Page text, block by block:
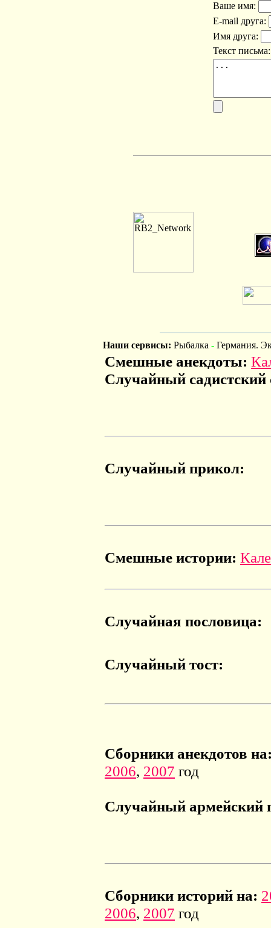
Ваше имя:
E-mail друга:
Имя друга:
Текст письма:
Наши сервисы: Рыбалка - Германия.
Смешные анекдоты:
Случайный
Случайный прикол:
Смешные истории:
Случайная пословица:
Случайный тост:
Сборники анекдотов
2006, 2007 год
Случайный армейский
Сборники историй на:
2006, 2007 год